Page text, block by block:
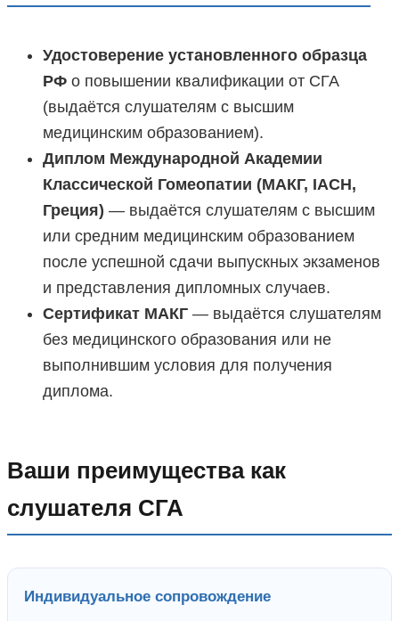
Удостоверение установленного образца
РФ о повышении квалификации от СГА
(выдаётся слушателям с высшим
медицинским образованием).
Диплом Международной Академии
Классической Гомеопатии (МАКГ, IACH,
Греция) — выдаётся слушателям с высшим
или средним медицинским образованием
после успешной сдачи выпускных экзаменов
и представления дипломных случаев.
Сертификат МАКГ — выдаётся слушателям
без медицинского образования или не
выполнившим условия для получения
диплома.
Ваши преимущества как
слушателя СГА
Индивидуальное сопровождение